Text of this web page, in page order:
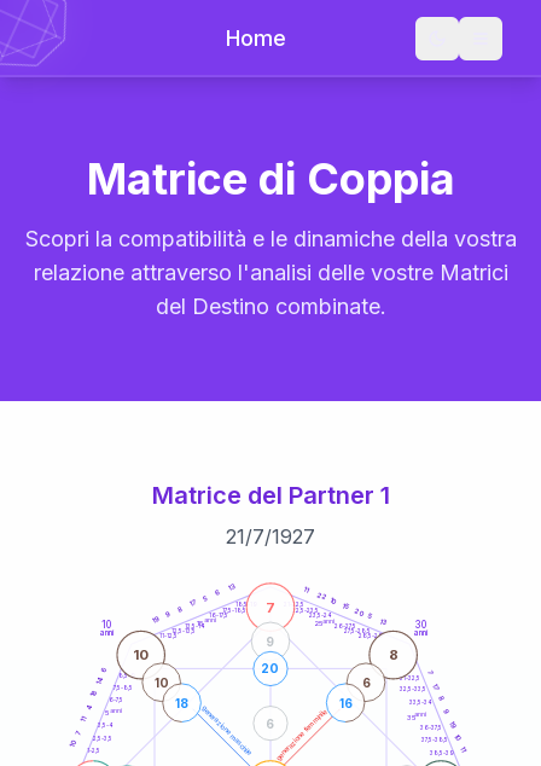
Home
Matrice di Coppia
Scopri la compatibilità e le dinamiche della vostra
relazione attraverso l'analisi delle vostre Matrici
del Destino combinate.
Matrice del Partner 1
21/7/1927
generazione maschile generazione femminile
10
anni
30
anni
1-2,5
2,5-3,5
3,5-4
6-7,5
7,5-8,5
8,5-9
11-12,5
12,5-13,5
13,5-14
16-17,5
17,5-18,5
18,5-19
21-22,5
22,5-23,5
23,5-24
26-27,5
27,5-28,5
28,5-29
31-32,5
32,5-33,5
33,5-34
36-37,5
37,5-38,5
38,5-39
10
7
11
4
18
14
6
19
9
8
17
5
6
13 11
22 10
15
20 5
13
7
17
8
9
19
10
11
7
10 8
9
20
6
10
18
6
16
5anni
15 anni 25anni
35anni